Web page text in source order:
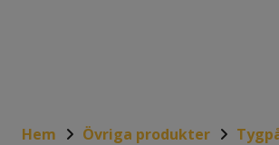
Hem Övriga produkter